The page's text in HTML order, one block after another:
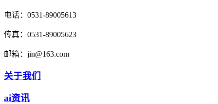
电话： 0531-89005613
传真： 0531-89005623
邮箱： jin@163.com
关于我们
ai资讯